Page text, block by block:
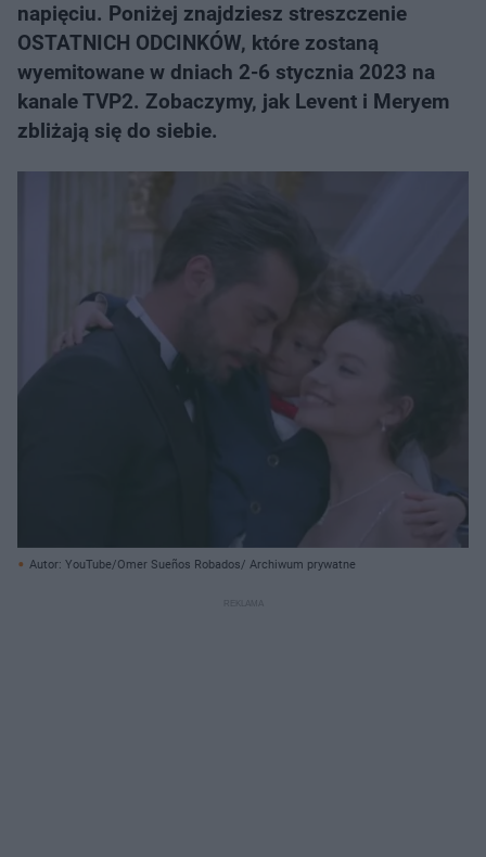
napięciu. Poniżej znajdziesz streszczenie
OSTATNICH ODCINKÓW, które zostaną
wyemitowane w dniach 2-6 stycznia 2023 na
kanale TVP2. Zobaczymy, jak Levent i Meryem
zbliżają się do siebie.
Autor: YouTube/Omer Sueños Robados/ Archiwum prywatne